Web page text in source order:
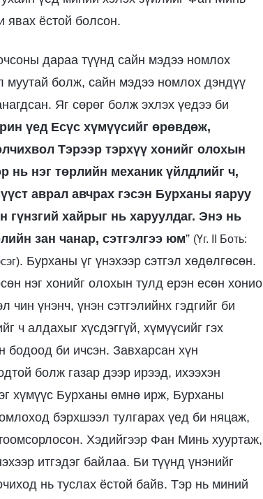
явах ёстой болсон.
дараа түүнд сайн мэдээ номлох
муутай болж, сайн мэдээ номлох дэндүү
Яг сөрөг болж эхлэх үедээ би
үед Есүс хүмүүсийг өрөвдөж,
Тэрээр тэрхүү хонийг олохын
нь нэг төрлийн механик үйлдлийг ч,
аврал авчрах гэсэн Бурханы яаруу
гүнзгий хайрыг нь харуулдаг. Энэ нь
зан чанар, сэтгэлгээ юм” (Үг. II Боть:
. Бурханы үг үнэхээр сэтгэл хөдөлгөсөн.
нэг хонийг олохын тулд ерэн есөн хонио
чин үнэнч, үнэн сэтгэлийнх гэдгийг би
ч алдахыг хүсдэггүй, хүмүүсийг гэх
бодоод би ичсэн. Завхарсан хүн
болж газар дээр ирээд, ихээхэн
хүмүүс Бурханы өмнө ирж, Бурханы
бэрхшээл тулгарах үед би няцаж,
Хэдийгээр Фан Минь хууртаж,
итгэдэг байлаа. Би түүнд үнэнийг
нь туслах ёстой байв. Тэр нь миний